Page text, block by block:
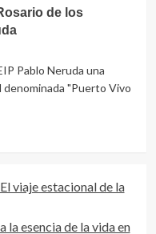
de los
Pablo Neruda una
"Puerto Vivo
viaje estacional de la
la esencia de la vida en